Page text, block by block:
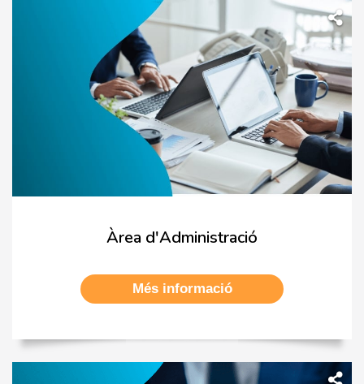
Àrea d'Administració
Més informació